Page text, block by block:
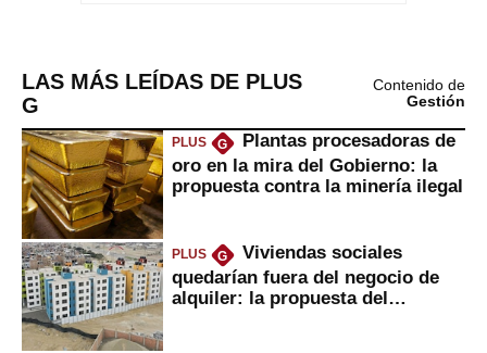
LAS MÁS LEÍDAS DE PLUS
G
Contenido de
Gestión
PLUS G
Plantas procesadoras de
oro en la mira del Gobierno: la
propuesta contra la minería ilegal
PLUS G
Viviendas sociales
quedarían fuera del negocio de
alquiler: la propuesta del